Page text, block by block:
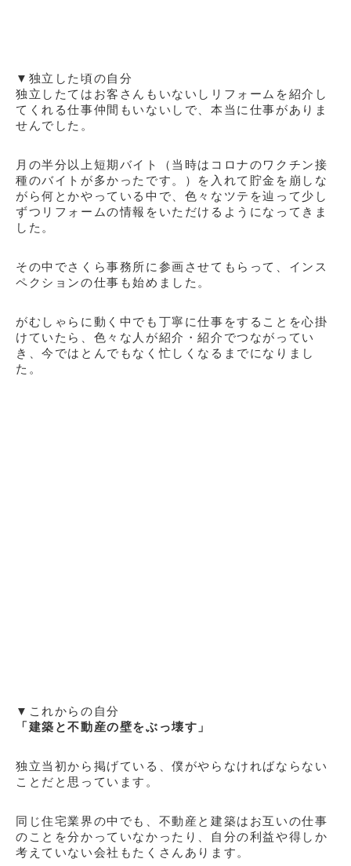
▼独立した頃の自分
独立したてはお客さんもいないしリフォームを紹介し
てくれる仕事仲間もいないしで、本当に仕事がありま
せんでした。
月の半分以上短期バイト（当時はコロナのワクチン接
種のバイトが多かったです。）を入れて貯金を崩しな
がら何とかやっている中で、色々な ツテ を辿って少し
ずつリフォームの情報をいただけるようになってきま
した。
その中でさくら事務所に参画させてもらって、インス
ペクションの仕事も始めました。
がむしゃらに動く中でも丁寧に仕事をすることを心掛
けていたら、色々な人が紹介・紹介 でつながってい
き、今ではとんでもなく忙しくなるまでに なりまし
た。
▼これからの自分
「建築と不動産の壁をぶっ壊す」
独立当初から 掲げている、僕がやらなければならない
ことだと思っています。
同じ住宅業界の中でも、不動産と建築はお互いの仕事
のことを分かっていなかったり、自分の利益や得しか
考えていない会社もたくさんあります。